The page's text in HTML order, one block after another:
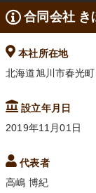
合同会社 き
本社所在地
北海道旭川市春光
設立年月日
2019年11月01日
代表者
高嶋 博紀